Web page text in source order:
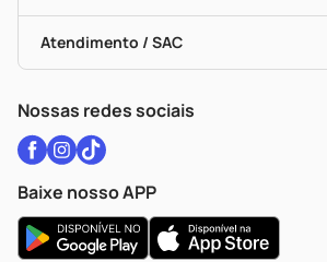
Bulas De A A Z
Políticas De Marketplace
Testes Rápidos
Autoteste Covid-19
Vacinas
Portal Da Privacidade
Atendimento / SAC
Nossas redes sociais
Baixe nosso APP